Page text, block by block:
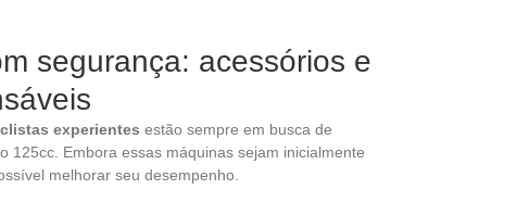
segurança: acessórios e
experientes estão sempre em busca de
125cc. Embora essas máquinas sejam inicialmente
melhorar seu desempenho.